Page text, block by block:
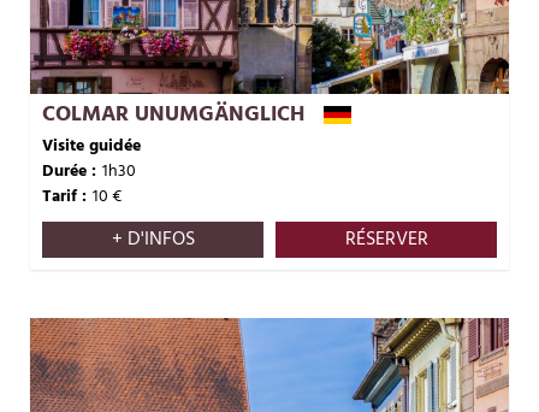
COLMAR UNUMGÄNGLICH
Visite guidée
Durée : 1h30
Tarif : 10€
RÉSERVER
+ D'INFOS